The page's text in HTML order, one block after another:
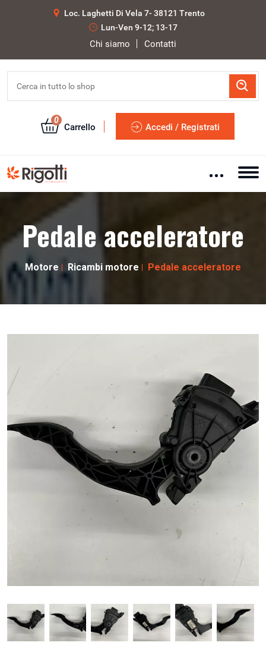
Loc. Laghetti Di Vela 7- 38121 Trento
Lun-Ven 9-12; 13-17
Chi siamo Contatti
0
Carrello Accedi / Registrati
Pedale acceleratore
Motore Ricambi motore Pedale acceleratore